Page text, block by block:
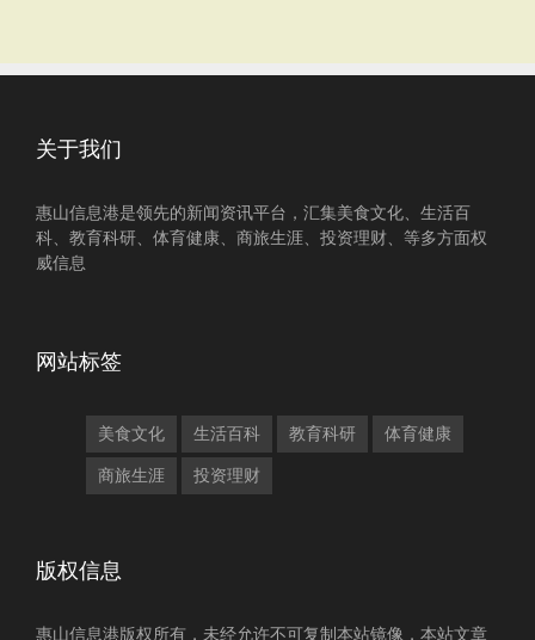
关于我们
惠山信息港是领先的新闻资讯平台，汇集美食文化、生活百
科、教育科研、体育健康、商旅生涯、投资理财、等多方面权
威信息
网站标签
美食文化 生活百科 教育科研 体育健康
商旅生涯 投资理财
版权信息
惠山信息港版权所有，未经允许不可复制本站镜像，本站文章